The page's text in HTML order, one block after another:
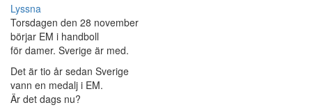
Lyssna
Torsdagen den 28 november
börjar EM i handboll
för damer. Sverige är med.
Det är tio år sedan Sverige
vann en medalj i EM.
Är det dags nu?